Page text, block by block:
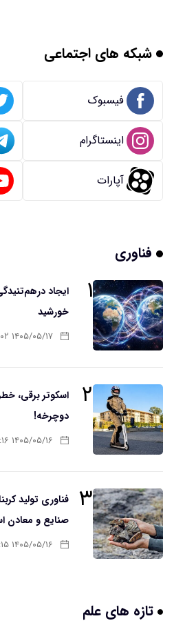
شبکه های اجتماعی
فیسبوک
اینستاگرام
آپارات
فناوری
۱
ایجاد
خورشید
۱۴۰۵/۰۵/۱۷ ۱۶:۰۲
۲
اسکوتر برقی،
دوچرخه!
۱۴۰۵/۰۵/۱۶ ۱۸:۱۶
۳
فناوری تولید
صنایع و معادن
۱۴۰۵/۰۵/۱۶ ۱۸:۱۵
تازه های علم